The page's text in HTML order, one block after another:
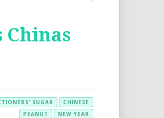
Chinas
CHINESE
SUGAR
NEW YEAR
PEANUT